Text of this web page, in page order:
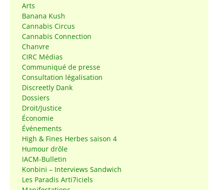
Arts
Banana Kush
Cannabis Circus
Cannabis Connection
Chanvre
CIRC Médias
Communiqué de presse
Consultation légalisation
Discreetly Dank
Dossiers
Droit/Justice
Économie
Événements
High & Fines Herbes saison 4
Humour drôle
IACM-Bulletin
Konbini – Interviews Sandwich
Les Paradis Arti7iciels